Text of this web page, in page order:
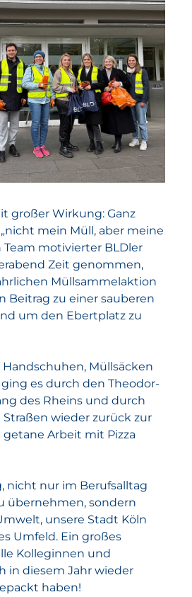
großer Wirkung: Ganz
mein Müll, aber meine
Team motivierter BLDler
Zeit genommen,
Müllsammelaktion
Beitrag zu einer sauberen
um den Ebertplatz zu
Müllsäcken
es durch den Theodor-
des Rheins und durch
wieder zurück zur
getane Arbeit mit Pizza
nicht nur im Berufsalltag
übernehmen, sondern
unsere Stadt Köln
Umfeld. Ein großes
Kolleginnen und
in diesem Jahr wieder
haben!